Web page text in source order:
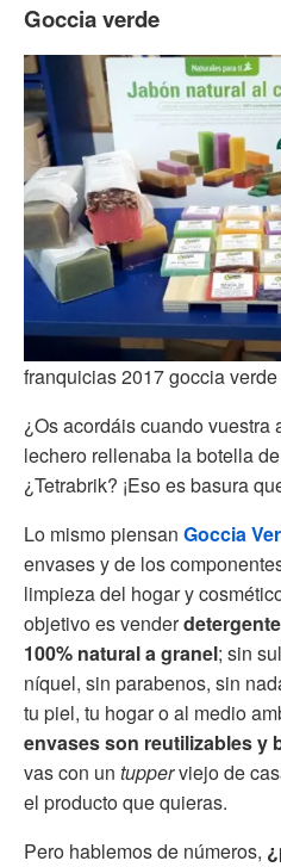
Goccia verde
franquicias 2017 goccia
¿Os acordáis cuando vuestra
lechero rellenaba la botella
¿Tetrabrik? ¡Eso es basura
Lo mismo piensan Goccia
envases y de los
limpieza del hogar y
objetivo es vender
100% natural a granel; sin
níquel, sin parabenos, sin
tu piel, tu hogar o al medio
envases son reutilizables y
vas con un tupperviejo de
el producto que quieras.
Pero hablemos de números,